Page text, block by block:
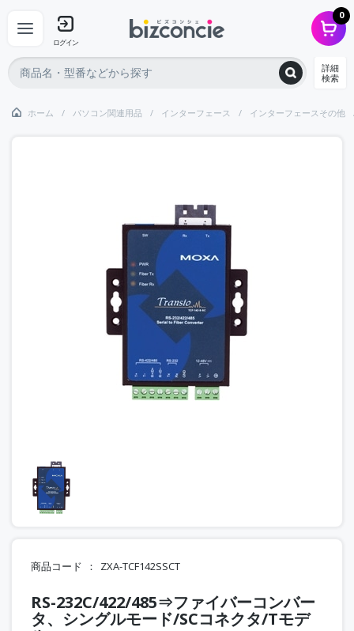
ログイン
0
詳細
検索
ホーム パソコン関連用品 インターフェース インターフェースその他
商品コード ZXA-TCF142SSCT
RS-232C/422/485⇒ファイバーコンバー
タ、シングルモード/SCコネクタ/Tモデ